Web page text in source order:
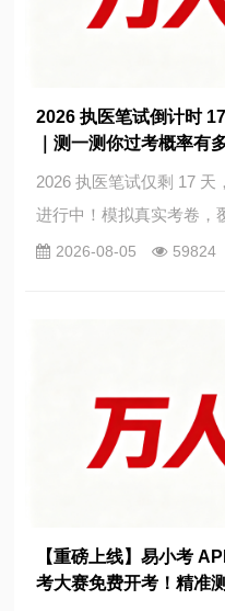
2026 执医笔试倒计时
｜测一测你过考概率有
2026 执医笔试仅剩 17
进行中！模拟真实考卷，
理医师，考完立即查看成
2026-08-05 59824
【重磅上线】易小考
考大赛免费开考！精准